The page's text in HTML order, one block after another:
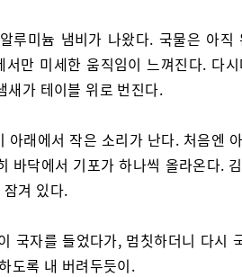
루미늄 냄비가 나왔다. 국물은 아
서만 미세한 움직임이 느껴진다. 다
새가 테이블 위로 번진다.
아래에서 작은 소리가 난다. 처음엔
바닥에서 기포가 하나씩 올라온다.
겨 있다.
국자를 들었다가, 멈칫하더니 다시
도록 내 버려두듯이.